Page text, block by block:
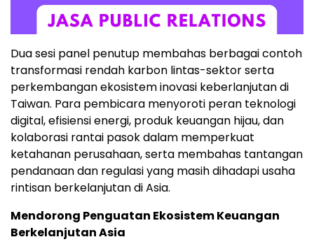
Dua sesi panel penutup membahas berbagai contoh
transformasi rendah karbon lintas-sektor serta
perkembangan ekosistem inovasi keberlanjutan di
Taiwan. Para pembicara menyoroti peran teknologi
digital, efisiensi energi, produk keuangan hijau, dan
kolaborasi rantai pasok dalam memperkuat
ketahanan perusahaan, serta membahas tantangan
pendanaan dan regulasi yang masih dihadapi usaha
rintisan berkelanjutan di Asia.
Mendorong Penguatan Ekosistem Keuangan
Berkelanjutan Asia